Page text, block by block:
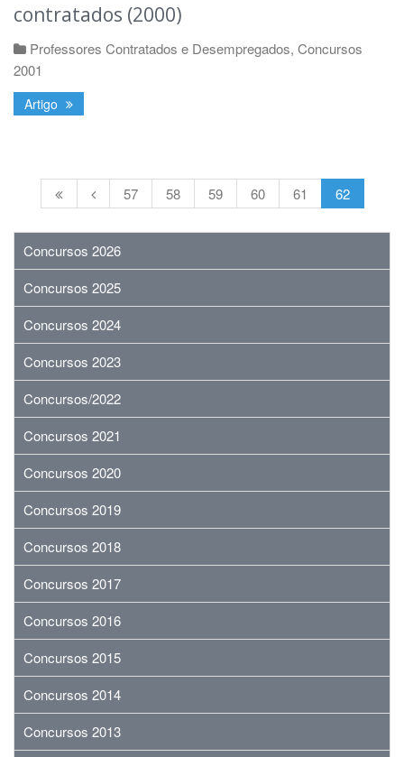
contratados (2000)
Professores Contratados e Desempregados, Concursos
2001
Artigo
57 58 59 60 61 62
Concursos 2026
Concursos 2025
Concursos 2024
Concursos 2023
Concursos/2022
Concursos 2021
Concursos 2020
Concursos 2019
Concursos 2018
Concursos 2017
Concursos 2016
Concursos 2015
Concursos 2014
Concursos 2013